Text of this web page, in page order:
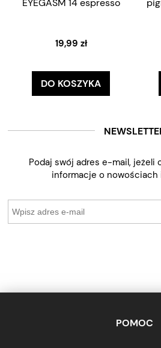
EYEGASM 14 espresso
19,99 zł
DO KOSZYKA
Podaj swój adres e-mail, jeżeli
informacje o nowościach
POMOC